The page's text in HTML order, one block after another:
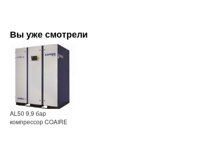
Вы уже смотрели
AL50 9,9 бар
компрессор COAIRE